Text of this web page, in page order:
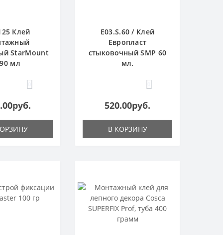
Клей
StarMount
мл
E03.S.60 / Клей
Европласт
стыковочный SMP 60
мл.
520.00руб.
В КОРЗИНУ